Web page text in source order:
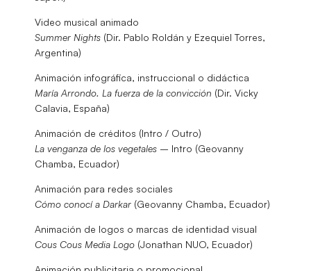
Video musical animado
Summer Nights (Dir. Pablo Roldán y Ezequiel Torres,
Argentina)
Animación infográfica, instruccional o didáctica
María Arrondo. La fuerza de la convicción (Dir. Vicky
Calavia, España)
Animación de créditos (Intro / Outro)
La venganza de los vegetales – Intro (Geovanny
Chamba, Ecuador)
Animación para redes sociales
Cómo conocí a Darkar (Geovanny Chamba, Ecuador)
Animación de logos o marcas de identidad visual
Cous Cous Media Logo (Jonathan NUO, Ecuador)